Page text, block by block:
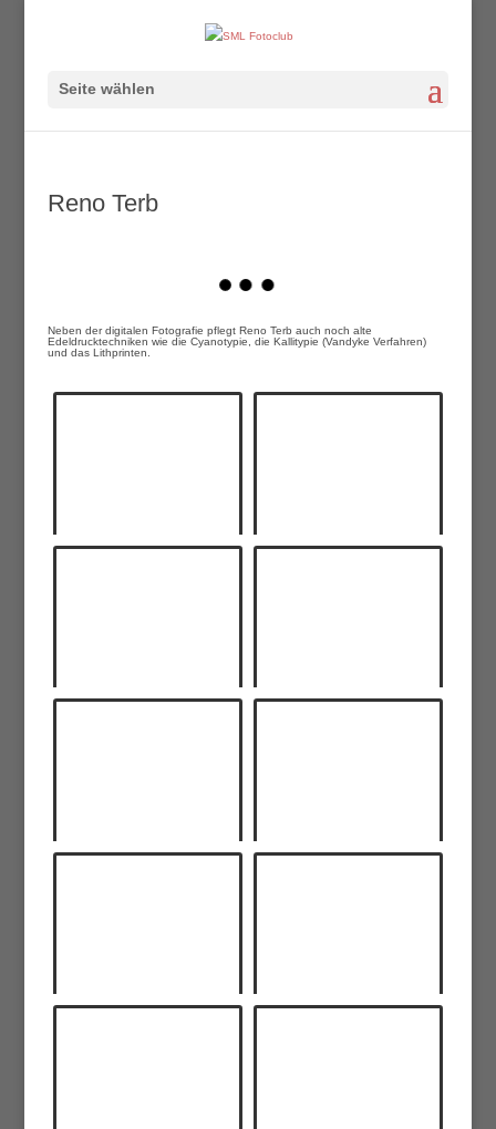
Seite wählen
Reno Terb
Neben der digitalen Fotografie pflegt Reno Terb auch noch alte
Edeldrucktechniken wie die Cyanotypie, die Kallitypie (Vandyke Verfahren)
und das Lithprinten.